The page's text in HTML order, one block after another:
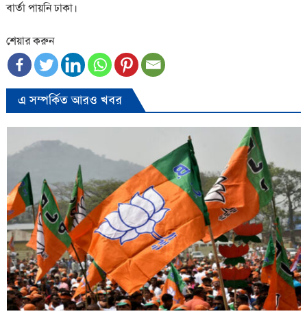
বার্তা পায়নি ঢাকা।
শেয়ার করুন
এ সম্পর্কিত আরও খবর